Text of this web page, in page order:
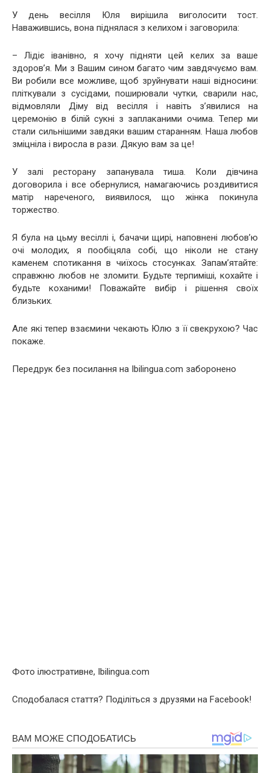
У день весілля Юля вирішила виголосити тост.
Наважившись, вона піднялася з келихом і заговорила:
– Лідіє іванівно, я хочу підняти цей келих за ваше
здоров’я. Ми з Вашим сином багато чим завдячуємо вам.
Ви робили все можливе, щоб зруйнувати наші відносини:
пліткували з сусідами, поширювали чутки, сварили нас,
відмовляли Діму від весілля і навіть з’явилися на
церемонію в білій сукні з заплаканими очима. Тепер ми
стали сильнішими завдяки вашим старанням. Наша любов
зміцніла і виросла в рази. Дякую вам за це!
У залі ресторану запанувала тиша. Коли дівчина
договорила і все обернулися, намагаючись роздивитися
матір нареченого, виявилося, що жінка покинула
торжество.
Я була на цьму весіллі і, бачачи щирі, наповнені любов’ю
очі молодих, я пообіцяла собі, що ніколи не стану
каменем спотикання в чиїхось стосунках. Запам’ятайте:
справжню любов не зломити. Будьте терпиміші, кохайте і
будьте коханими! Поважайте вибір і рішення своїх
близьких.
Але які тепер взаємини чекають Юлю з її свекрухою? Час
покаже.
Передрук без посилання на Ibilingua.com заборонено
Фото ілюстративне, Ibilingua.com
Сподобалася стаття? Поділіться з друзями на Facebook!